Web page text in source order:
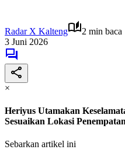
Radar X Kalteng
2 min baca
3 Juni 2026
×
Heriyus Utamakan
Sesuaikan Lokasi Penempatan
Sebarkan artikel ini